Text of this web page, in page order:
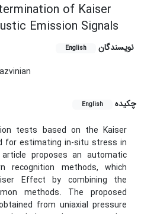
of Kaiser
Emission Signals
نویسندگان English
چکیده
English
tests based on the Kaiser
for estimating in-situ stress in
proposes an automatic
recognition methods, which
Effect by combining the
methods. The proposed
from uniaxial pressure